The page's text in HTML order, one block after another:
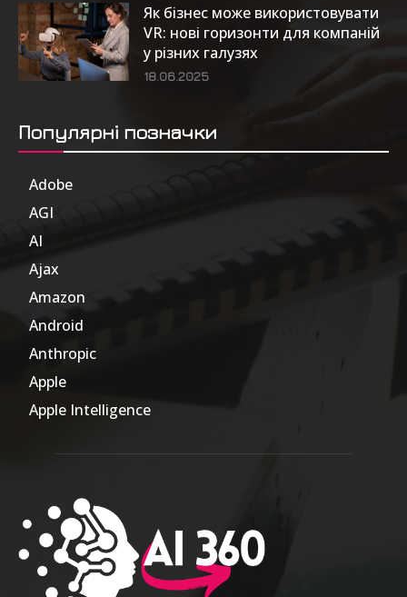
Як бізнес може використовувати
VR: нові горизонти для компаній
у різних галузях
18.06.2025
Популярні позначки
Adobe
AGI
AI
Ajax
Amazon
Android
Anthropic
Apple
Apple Intelligence